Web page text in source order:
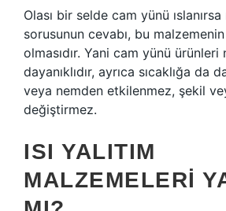
Olası bir selde cam yünü
sorusunun cevabı, bu
olmasıdır. Yani cam yünü ürünleri
dayanıklıdır, ayrıca sıcaklığa da
veya nemden etkilenmez, şekil
değiştirmez.
ISI YALITIM
MALZEMELERI